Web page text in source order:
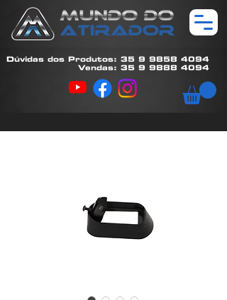
Dúvidas dos Produtos: 35 9 9858 4094
Vendas: 35 9 9888 4094